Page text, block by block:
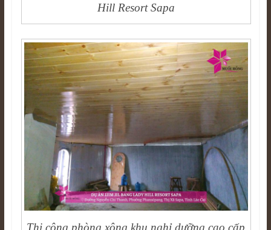
Hill Resort Sapa
Thi công phòng xông khu nghỉ dưỡng cao cấp